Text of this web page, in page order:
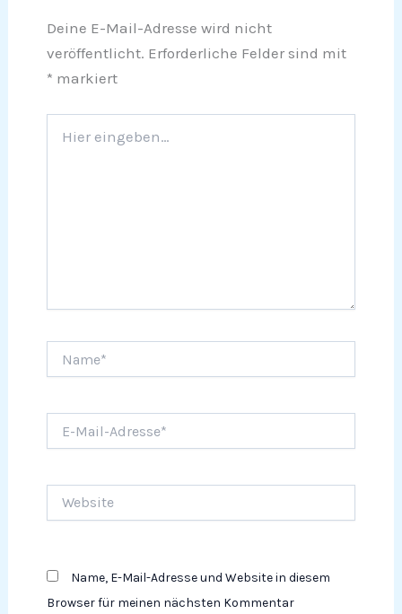
Deine E-Mail-Adresse wird nicht
veröffentlicht. Erforderliche Felder sind mit
* markiert
eingeben…
Mail-
Name, E-Mail-Adresse und Website in diesem
Browser für meinen nächsten Kommentar